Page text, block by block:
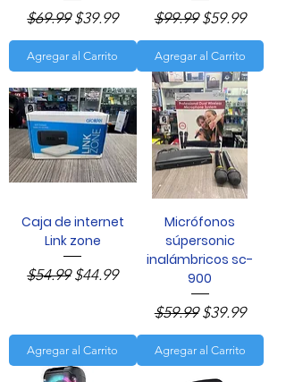
Precio
$69.99 Precio de oferta
$39.99
Agregar al Carrito
Precio
$99.99 Precio de
$59.99
Agregar al Carrito
Caja de internet
Link zone
Precio
$54.99 Precio de oferta
$44.99
Agregar al Carrito
Micrófonos
súpersonic
inalámbricos sc-
900
Precio
$59.99 Precio de
$39.99
Agregar al Carrito